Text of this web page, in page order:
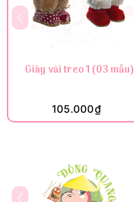
Giày vải treo 1 (03 mẫu)
105.000₫